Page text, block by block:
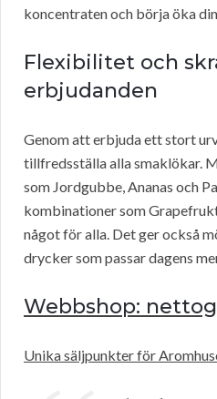
koncentraten och börja öka
Flexibilitet och
erbjudanden
Genom att erbjuda ett stort
tillfredsställa alla smaklökar.
som Jordgubbe, Ananas och
kombinationer som
något för alla. Det ger också
drycker som passar dagens
Webbshop:
Unika säljpunkter för